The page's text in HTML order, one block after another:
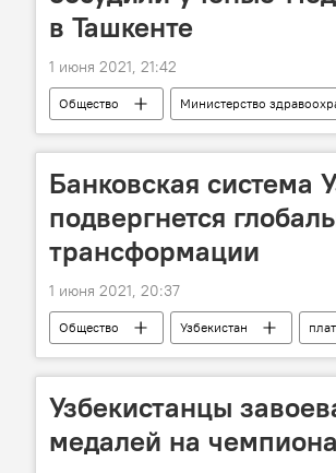
в Ташкенте
1 июня 2021, 21:42
Общество
Министерство
Ситуация с коронавирусом в Узбекистане
Банковская система
подвергнется
трансформации
1 июня 2021, 20:37
Общество Узбекистан
Узбекистанцы
медалей на